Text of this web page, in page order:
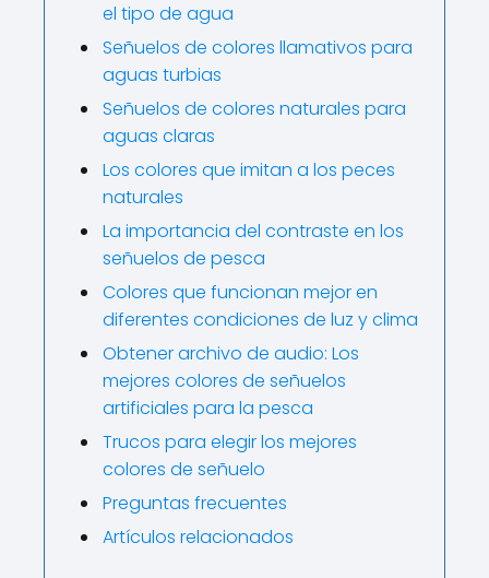
el tipo de agua
Señuelos de colores llamativos para
aguas turbias
Señuelos de colores naturales para
aguas claras
Los colores que imitan a los peces
naturales
La importancia del contraste en los
señuelos de pesca
Colores que funcionan mejor en
diferentes condiciones de luz y clima
Obtener archivo de audio: Los
mejores colores de señuelos
artificiales para la pesca
Trucos para elegir los mejores
colores de señuelo
Preguntas frecuentes
Artículos relacionados